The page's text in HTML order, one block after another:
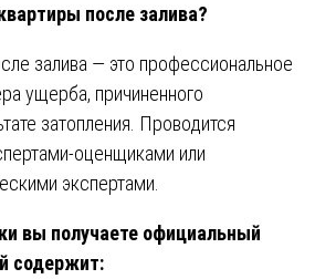
после залива?
залива — это профессиональное
ущерба, причиненного
затопления. Проводится
оценщиками или
экспертами.
вы получаете официальный
содержит: